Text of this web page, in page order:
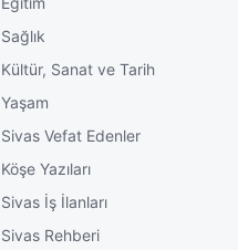
Sağlık
Kültür, Sanat ve Tarih
Yaşam
Sivas Vefat Edenler
Köşe Yazıları
Sivas İş İlanları
Sivas Rehberi